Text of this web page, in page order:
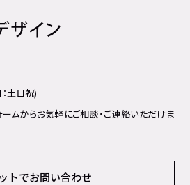
土日祝)
ムからお気軽にご相談・ご連絡いただけま
トでお問い合わせ